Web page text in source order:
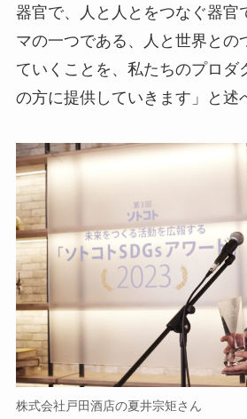
器官で、人と人とをつなぐ器官
マの一つである、人と世界との
ていくことを、私たちのプロダ
の方に提供していきます」と述
株式会社戸田酒店の夏井宗矩さん